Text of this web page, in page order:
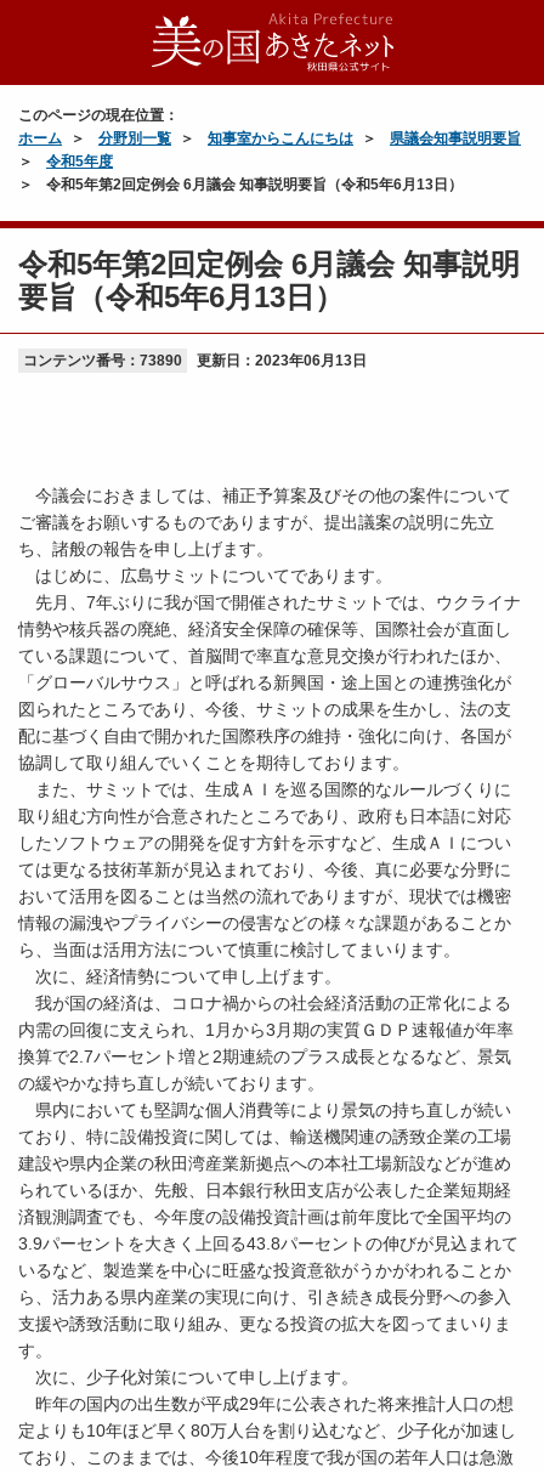
このページの現在位置：
ホーム
分野別一覧 知事室からこんにちは
県議会知事説明要旨
令和5年度
令和5年第2回定例会 6月議会 知事説明要旨（令和5年6月13日）
令和5年第2回定例会 6月議会 知事説明
要旨（令和5年6月13日）
コンテンツ番号：73890 更新日： 2023年06月13日
今議会におきましては、補正予算案及びその他の案件について
ご審議をお願いするものでありますが、提出議案の説明に先立
ち、諸般の報告を申し上げます。
はじめに、広島サミットについてであります。
先月、7年ぶりに我が国で開催されたサミットでは、ウクライナ
情勢や核兵器の廃絶、経済安全保障の確保等、国際社会が直面し
ている課題について、首脳間で率直な意見交換が行われたほか、
「グローバルサウス」と呼ばれる新興国・途上国との連携強化が
図られたところであり、今後、サミットの成果を生かし、法の支
配に基づく自由で開かれた国際秩序の維持・強化に向け、各国が
協調して取り組んでいくことを期待しております。
また、サミットでは、生成ＡＩを巡る国際的なルールづくりに
取り組む方向性が合意されたところであり、政府も日本語に対応
したソフトウェアの開発を促す方針を示すなど、生成ＡＩについ
ては更なる技術革新が見込まれており、今後、真に必要な分野に
おいて活用を図ることは当然の流れでありますが、現状では機密
情報の漏洩やプライバシーの侵害などの様々な課題があることか
ら、当面は活用方法について慎重に検討してまいります。
次に、経済情勢について申し上げます。
我が国の経済は、コロナ禍からの社会経済活動の正常化による
内需の回復に支えられ、1月から3月期の実質ＧＤＰ速報値が年率
換算で2.7パーセント増と2期連続のプラス成長となるなど、景気
の緩やかな持ち直しが続いております。
県内においても堅調な個人消費等により景気の持ち直しが続い
ており、特に設備投資に関しては、輸送機関連の誘致企業の工場
建設や県内企業の秋田湾産業新拠点への本社工場新設などが進め
られているほか、先般、日本銀行秋田支店が公表した企業短期経
済観測調査でも、今年度の設備投資計画は前年度比で全国平均の
3.9パーセントを大きく上回る43.8パーセントの伸びが見込まれて
いるなど、製造業を中心に旺盛な投資意欲がうかがわれることか
ら、活力ある県内産業の実現に向け、引き続き成長分野への参入
支援や誘致活動に取り組み、更なる投資の拡大を図ってまいりま
す。
次に、少子化対策について申し上げます。
昨年の国内の出生数が平成29年に公表された将来推計人口の想
定よりも10年ほど早く80万人台を割り込むなど、少子化が加速し
ており、このままでは、今後10年程度で我が国の若年人口は急激